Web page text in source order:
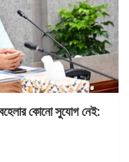
কোনো সুযোগ নেই: